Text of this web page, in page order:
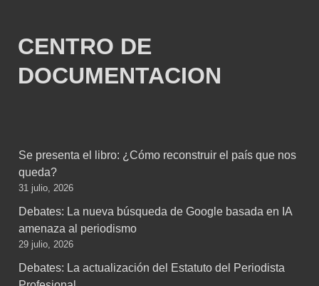
CENTRO DE
DOCUMENTACION
Se presenta el libro: ¿Cómo reconstruir el país que nos
queda?
31 julio, 2026
Debates: La nueva búsqueda de Google basada en IA
amenaza al periodismo
29 julio, 2026
Debates: La actualización del Estatuto del Periodista